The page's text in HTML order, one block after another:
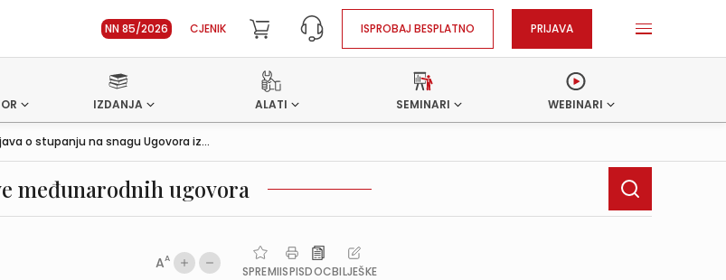
NN 85/2026 CJENIK ISPROBAJ BESPLATNO PRIJAVA
IZDANJA ALATI SEMINARI WEBINARI
o stupanju na snagu Ugovora iz...
međunarodnih ugovora
AA
SPREMIISPISDOCBILJEŠKE